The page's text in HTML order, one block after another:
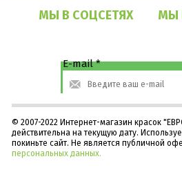
МЫ В СОЦСЕТЯХ МЫ
E-mail*
© 2007-2022 Интернет-магазин красок
действительна на текущую дату.
покиньте сайт. Не является публичной
персональных данных.